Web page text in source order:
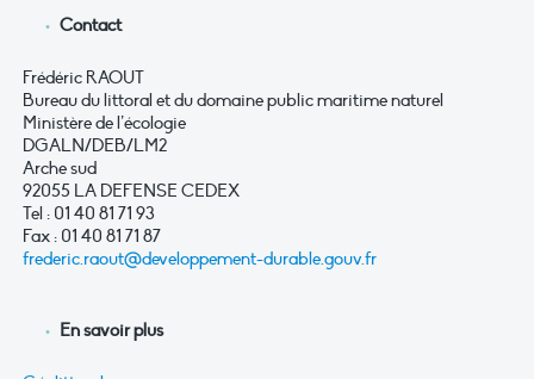
Contact
Frédéric RAOUT
Bureau du littoral et du domaine public maritime naturel
Ministère de l’écologie
DGALN/DEB/LM2
Arche sud
92055 LA DEFENSE CEDEX
Tel : 01 40 81 71 93
Fax : 01 40 81 71 87
frederic.raout@developpement-durable.gouv.fr
En savoir plus